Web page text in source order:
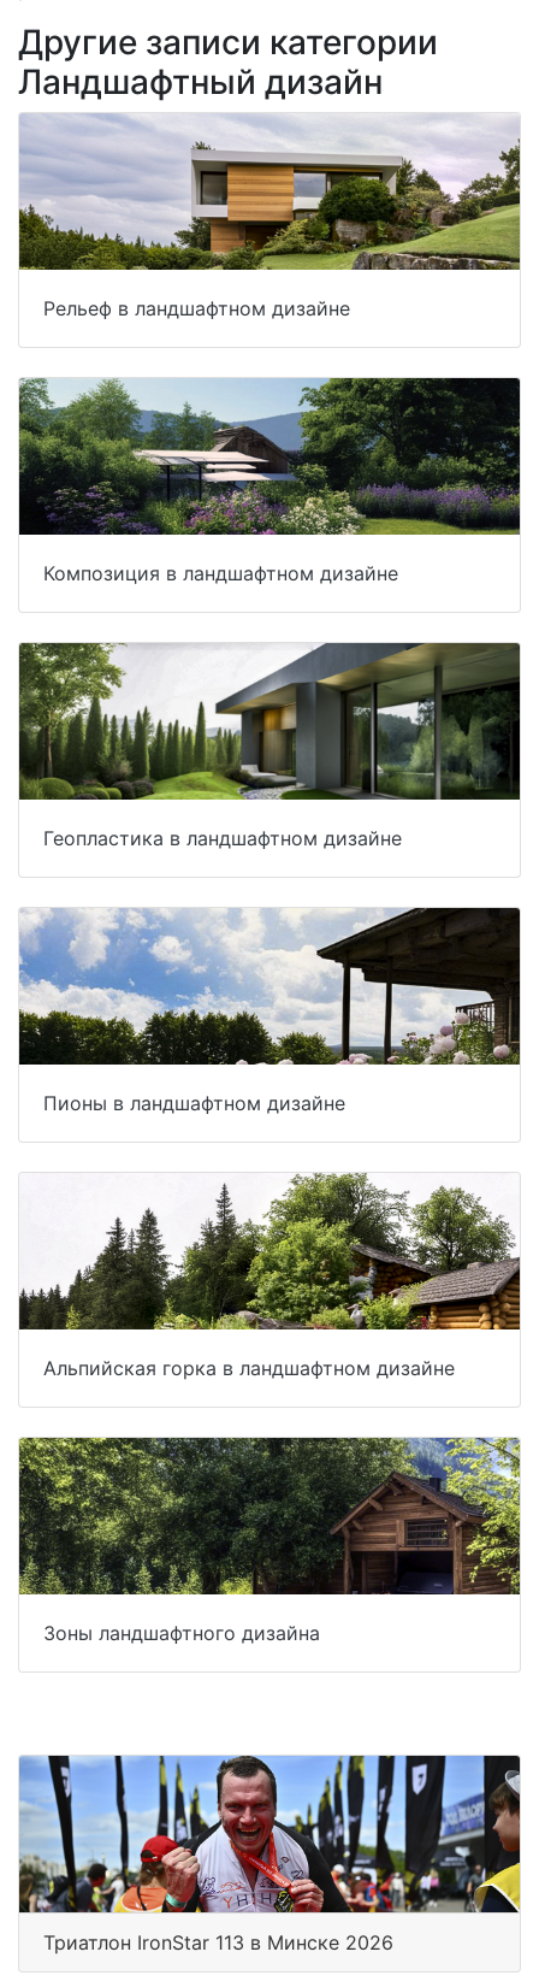
Другие записи категории
Ландшафтный дизайн
Рельеф в ландшафтном дизайне
Композиция в ландшафтном дизайне
Геопластика в ландшафтном дизайне
Пионы в ландшафтном дизайне
Альпийская горка в ландшафтном дизайне
Зоны ландшафтного дизайна
Триатлон IronStar 113 в Минске 2026